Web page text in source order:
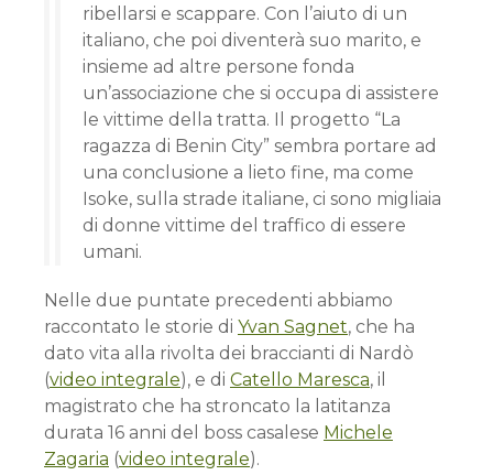
ribellarsi e scappare. Con l’aiuto di un
italiano, che poi diventerà suo marito, e
insieme ad altre persone fonda
un’associazione che si occupa di assistere
le vittime della tratta. Il progetto “La
ragazza di Benin City” sembra portare ad
una conclusione a lieto fine, ma come
Isoke, sulla strade italiane, ci sono migliaia
di donne vittime del traffico di essere
umani.
Nelle due puntate precedenti abbiamo
raccontato le storie di Yvan Sagnet, che ha
dato vita alla rivolta dei braccianti di Nardò
(video integrale), e di Catello Maresca, il
magistrato che ha stroncato la latitanza
durata 16 anni del boss casalese Michele
Zagaria (video integrale).